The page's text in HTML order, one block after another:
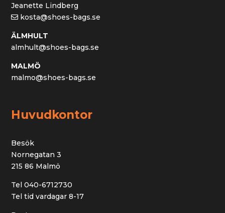
Jeanette Lindberg
kosta@shoes-bags.se
ÄLMHULT
almhult@shoes-bags.se
MALMÖ
malmo@shoes-bags.se
Huvudkontor
Besök
Nornegatan 3
215 86 Malmö
Tel 040-6712730
Tel tid vardagar 8-17